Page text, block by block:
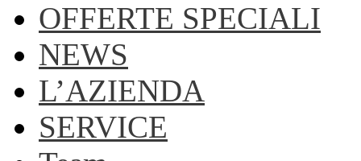
OFFERTE SPECIALI
NEWS
L’AZIENDA
SERVICE